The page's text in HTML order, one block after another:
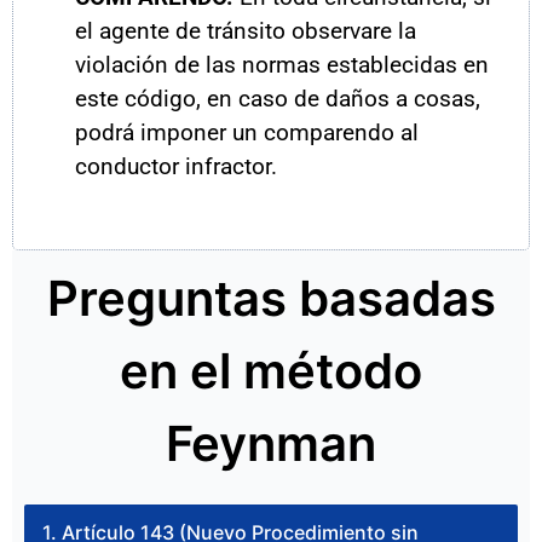
el agente de tránsito observare la
violación de las normas establecidas en
este código, en caso de daños a cosas,
podrá imponer un comparendo al
conductor infractor.
Preguntas basadas
en el método
Feynman
1. Artículo 143 (Nuevo Procedimiento sin